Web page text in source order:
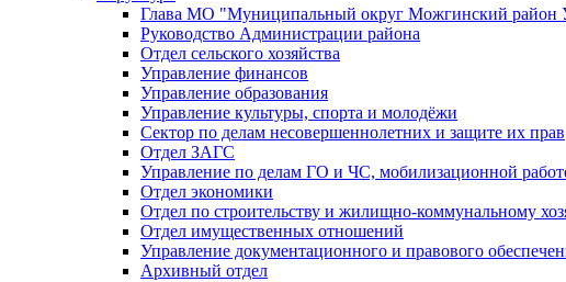
Глава МО "Муниципальный округ Можгинский район
Руководство Администрации района
Отдел сельского хозяйства
Управление финансов
Управление образования
Управление культуры, спорта и молодёжи
Сектор по делам несовершеннолетних и защите их прав
Отдел ЗАГС
Управление по делам ГО и ЧС, мобилизационной
Отдел экономики
Отдел по строительству и жилищно-коммунальному
Отдел имущественных отношений
Управление документационного и правового
Архивный отдел